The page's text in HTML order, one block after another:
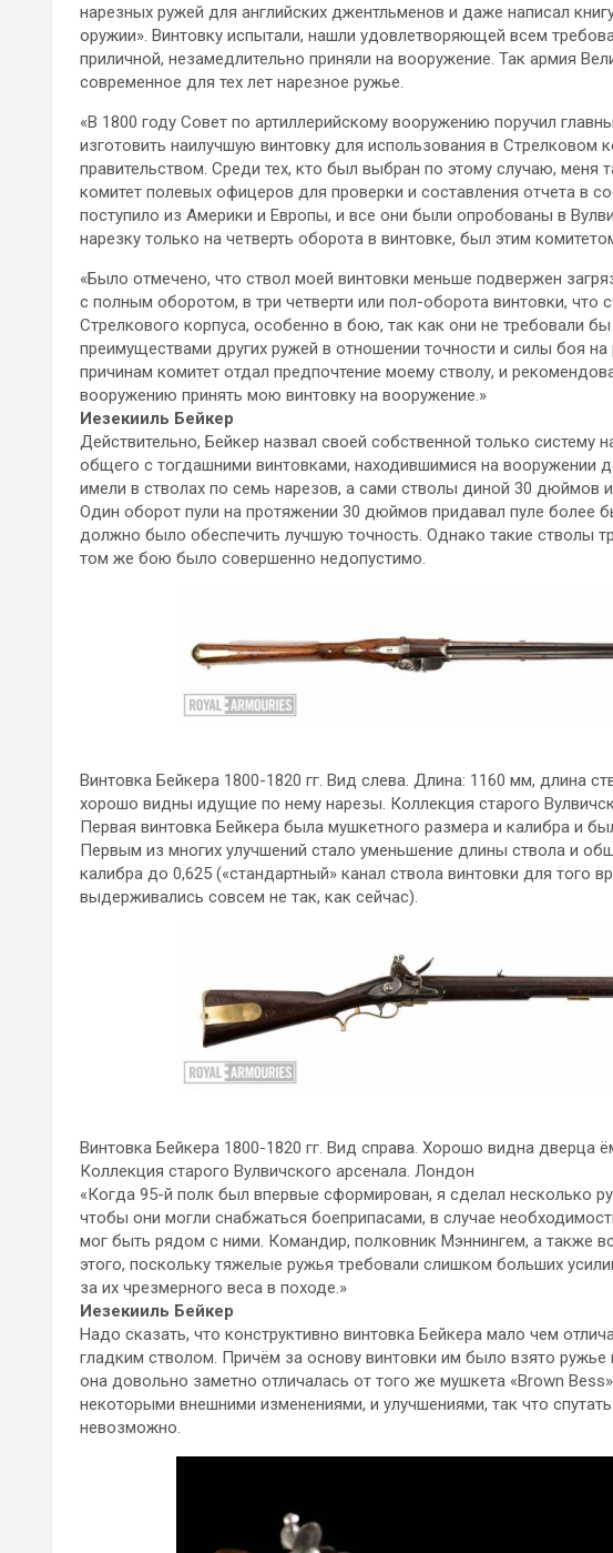
нарезных ружей для английских джентльменов и даже написал
оружии». Винтовку испытали, нашли удовлетворяющей всем
приличной, незамедлительно приняли на вооружение. Так армия
современное для тех лет нарезное ружье.
«В 1800 году Совет по артиллерийскому вооружению поручил
изготовить наилучшую винтовку для использования в Стрелковом
правительством. Среди тех, кто был выбран по этому случаю, меня
комитет полевых офицеров для проверки и составления отчета в
поступило из Америки и Европы, и все они были опробованы в
нарезку только на четверть оборота в винтовке, был этим
«Было отмечено, что ствол моей винтовки меньше подвержен
с полным оборотом, в три четверти или пол-оборота винтовки,
Стрелкового корпуса, особенно в бою, так как они не требовали
преимуществами других ружей в отношении точности и силы боя
причинам комитет отдал предпочтение моему стволу, и
вооружению принять мою винтовку на вооружение.»
Иезекииль Бейкер
Действительно, Бейкер назвал своей собственной только систему
общего с тогдашними винтовками, находившимися на вооружении
имели в стволах по семь нарезов, а сами стволы диной 30
Один оборот пули на протяжении 30 дюймов придавал пуле более
должно было обеспечить лучшую точность. Однако такие стволы
том же бою было совершенно недопустимо.
Винтовка Бейкера 1800-1820 гг. Вид слева. Длина: 1160 мм, длина
хорошо видны идущие по нему нарезы. Коллекция старого
Первая винтовка Бейкера была мушкетного размера и калибра и
Первым из многих улучшений стало уменьшение длины ствола и
калибра до 0,625 («стандартный» канал ствола винтовки для того
выдерживались совсем не так, как сейчас).
Винтовка Бейкера 1800-1820 гг. Вид справа. Хорошо видна дверца
Коллекция старого Вулвичского арсенала. Лондон
«Когда 95-й полк был впервые сформирован, я сделал несколько
чтобы они могли снабжаться боеприпасами, в случае
мог быть рядом с ними. Командир, полковник Мэннингем, а также
этого, поскольку тяжелые ружья требовали слишком больших
за их чрезмерного веса в походе.»
Иезекииль Бейкер
Надо сказать, что конструктивно винтовка Бейкера мало чем
гладким стволом. Причём за основу винтовки им было взято ружье
она довольно заметно отличалась от того же мушкета «Brown
некоторыми внешними изменениями, и улучшениями, так что
невозможно.